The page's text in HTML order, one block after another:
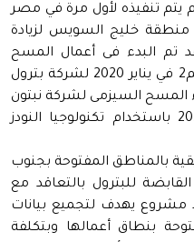
تنفيذه لأول مرة في مصر
منطقة خليج السويس لزيادة
تم البدء فى أعمال المسح
السيزمى الإقليمي لمساحة 345 كم2 في يناير 2020 لشركة بترول
السيزمى لشركة نبتون
لمساحة 100 كم2 في مارس 2020 باستخدام تكنولوجيا النودز
بالمناطق المفتوحة بجنوب
للبترول بالتعاقد مع
مشروع يهدف لتجميع بيانات
بنطاق أعمالها وبتكلفة